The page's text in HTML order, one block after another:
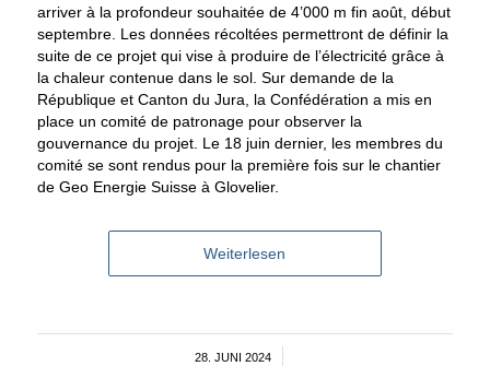
arriver à la profondeur souhaitée de 4’000 m fin août, début
septembre. Les données récoltées permettront de définir la
suite de ce projet qui vise à produire de l’électricité grâce à
la chaleur contenue dans le sol. Sur demande de la
République et Canton du Jura, la Confédération a mis en
place un comité de patronage pour observer la
gouvernance du projet. Le 18 juin dernier, les membres du
comité se sont rendus pour la première fois sur le chantier
de Geo Energie Suisse à Glovelier.
Weiterlesen
28. JUNI 2024
/